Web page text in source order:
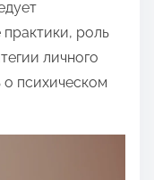
роль
личного
о психическом